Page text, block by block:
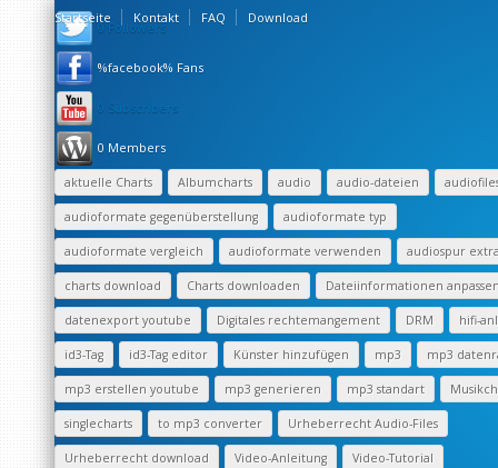
Startseite Kontakt FAQ Download
0 Followers
%facebook% Fans
0 Subscribers
0 Members
aktuelle Charts Albumcharts audio audio-dateien
audioformate gegenüberstellung audioformate typ
audioformate vergleich audioformate verwenden audiospur
charts download Charts downloaden Dateiinformationen
datenexport youtube Digitales rechtemangement DRM hifi-
id3-Tag id3-Tag editor Künster hinzufügen mp3 mp3
mp3 erstellen youtube mp3 generieren mp3 standart
singlecharts to mp3 converter Urheberrecht Audio-Files
Urheberrecht download Video-Anleitung Video-Tutorial